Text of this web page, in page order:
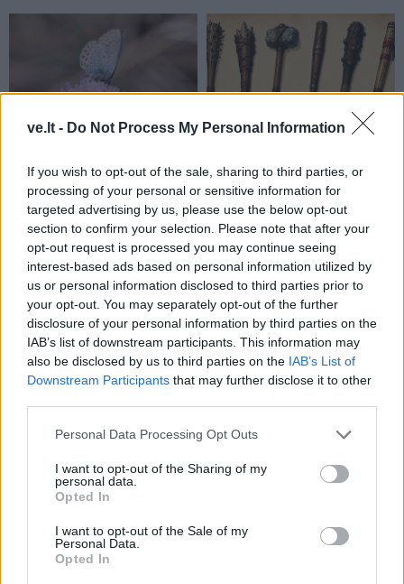
ve.lt - Do Not Process My Personal Information
If you wish to opt-out of the sale, sharing to third parties, or
processing of your personal or sensitive information for
targeted advertising by us, please use the below opt-out
section to confirm your selection. Please note that after your
opt-out request is processed you may continue seeing
interest-based ads based on personal information utilized by
us or personal information disclosed to third parties prior to
your opt-out. You may separately opt-out of the further
disclosure of your personal information by third parties on the
IAB’s list of downstream participants. This information may
also be disclosed by us to third parties on the IAB’s List of
Downstream Participants that may further disclose it to other
Personal Data Processing Opt Outs
I want to opt-out of the Sharing of my
personal data.
Opted In
I want to opt-out of the Sale of my
Personal Data.
Opted In
Rugpjūčio 5-osios liaudies
išmintis: ko mūsų senoliai
vengdavo ir kokius orus
pranašavo gamta
Ar jus lengva išvesti iš
pusiausvyros? Lazdos
pasirinkimas atskleis
tikrąjį jūsų būdą
NAUJI